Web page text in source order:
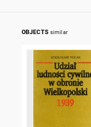
OBJECTS similar